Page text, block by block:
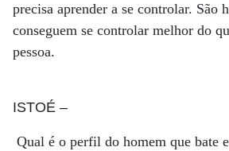
precisa aprender a se controlar. São
conseguem se controlar melhor do
pessoa.
ISTOÉ –
Qual é o perfil do homem que bate